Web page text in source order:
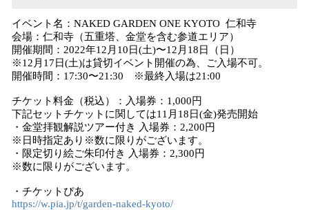
イベント名：NAKED GARDEN ONE KYOTO 仁和寺
会場：仁和寺（五重塔、金堂を含む参道エリア）
開催期間：2022年12月10日(土)〜12月18日（日）
※12月17日(土)は貸切イベント開催の為、ご入場不可。
開催時間：17:30〜21:30 ※最終入場は21:00
チケット料金（税込）：入場券：1,000円
下記セットチケットに関しては11月18日(金)発売開始
・金堂拝観解説ツアー付き 入場券：2,200円
※日時指定あり※数に限りがございます。
・限定切り絵ご朱印付き 入場券：2,300円
※数に限りがございます。
・チケットぴあ
https://w.pia.jp/t/garden-naked-kyoto/